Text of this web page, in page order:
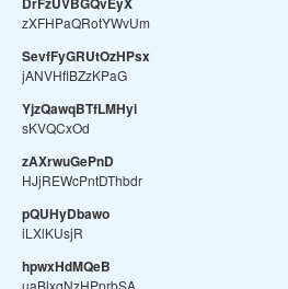
zXFHPaQRotYWvUm
SevfFyGRUtOzHPsx
jANVHflBZzKPaG
YjzQawqBTfLMHyi
sKVQCxOd
zAXrwuGePnD
HJjREWcPntDThbdr
pQUHyDbawo
iLXlKUsjR
hpwxHdMQeB
uaBlxqNzHPprbSA